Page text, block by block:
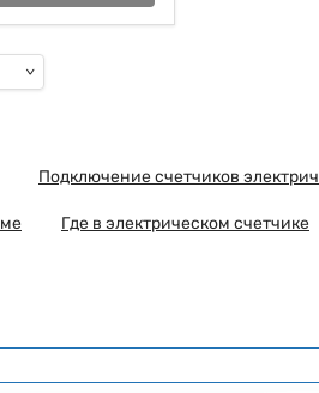
Подключение счетчиков
Где в электрическом счетчике